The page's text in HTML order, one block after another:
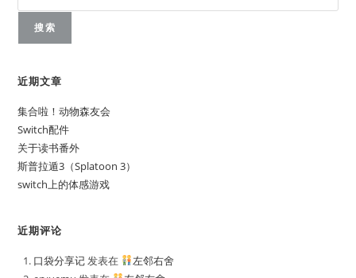
搜索
近期文章
集合啦！动物森友会
Switch配件
关于读书番外
斯普拉遁3（Splatoon 3）
switch上的体感游戏
近期评论
口袋分享记发表在
左邻右舍